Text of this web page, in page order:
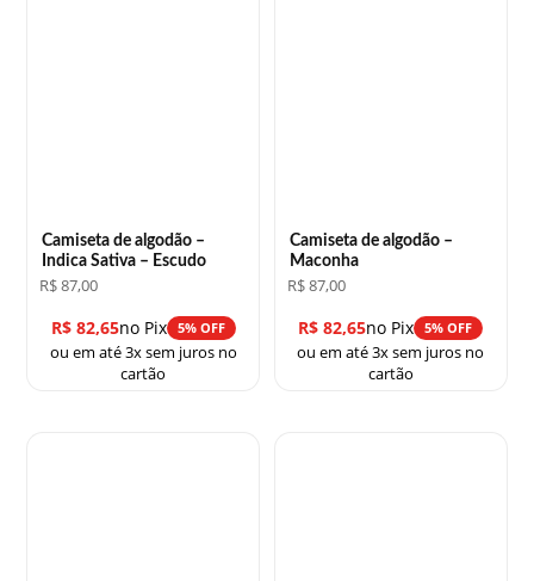
Camiseta de algodão –
Indica Sativa – Escudo
R$87,00
R$82,65no Pix 5% OFF
ou em até 3x sem juros no
cartão
Camiseta de algodão –
Maconha
R$87,00
R$ 82,65no Pix 5% OFF
ou em até 3x sem juros no
cartão